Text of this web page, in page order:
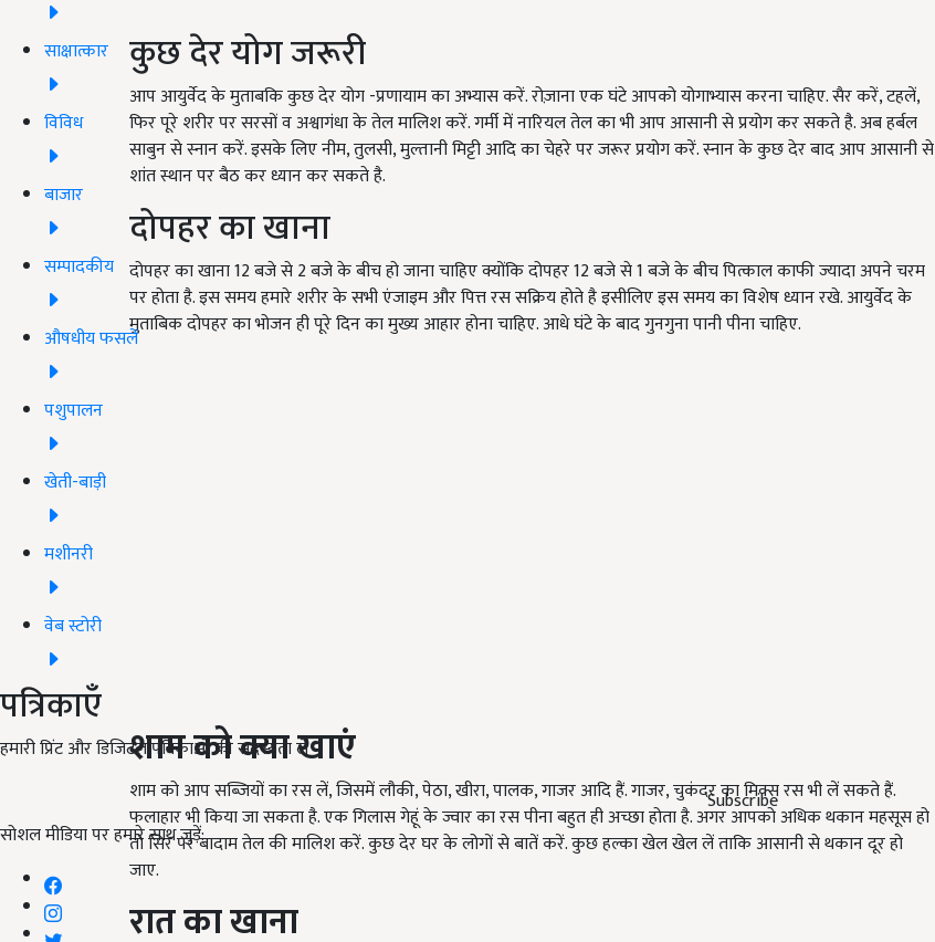
साक्षात्कार
विविध
बाजार
सम्पादकीय
औषधीय फसलें
पशुपालन
खेती-बाड़ी
मशीनरी
वेब स्टोरी
पत्रिकाएँ
हमारी प्रिंट और डिजिटल पत्रिकाओं की सदस्यता लें
Subscribe
सोशल मीडिया पर हमारे साथ जुड़ें:
कुछ देर योग जरूरी
आप आयुर्वेद के मुताबकि कुछ देर योग -प्रणायाम का अभ्यास करें. रोज़ाना एक घंटे आपको योगाभ्यास करना चाहिए. सैर करें, टहलें,
फिर पूरे शरीर पर सरसों व अश्वागंधा के तेल मालिश करें. गर्मी में नारियल तेल का भी आप आसानी से प्रयोग कर सकते है. अब हर्बल
साबुन से स्नान करें. इसके लिए नीम, तुलसी, मुल्तानी मिट्टी आदि का चेहरे पर जरूर प्रयोग करें. स्नान के कुछ देर बाद आप आसानी से
शांत स्थान पर बैठ कर ध्यान कर सकते है.
दोपहर का खाना
दोपहर का खाना 12 बजे से 2 बजे के बीच हो जाना चाहिए क्योंकि दोपहर 12 बजे से 1 बजे के बीच पित्काल काफी ज्यादा अपने चरम
पर होता है. इस समय हमारे शरीर के सभी एंजाइम और पित्त रस सक्रिय होते है इसीलिए इस समय का विशेष ध्यान रखे. आयुर्वेद के
मुताबिक दोपहर का भोजन ही पूरे दिन का मुख्य आहार होना चाहिए. आधे घंटे के बाद गुनगुना पानी पीना चाहिए.
शाम को क्या खाएं
शाम को आप सब्जियों का रस लें, जिसमें लौकी, पेठा, खीरा, पालक, गाजर आदि हैं. गाजर, चुकंदर का मिक्स रस भी लें सकते हैं.
फलाहार भी किया जा सकता है. एक गिलास गेहूं के ज्वार का रस पीना बहुत ही अच्छा होता है. अगर आपको अधिक थकान महसूस हो
तो सिर पर बादाम तेल की मालिश करें. कुछ देर घर के लोगों से बातें करें. कुछ हल्का खेल खेल लें ताकि आसानी से थकान दूर हो
जाए.
रात का खाना